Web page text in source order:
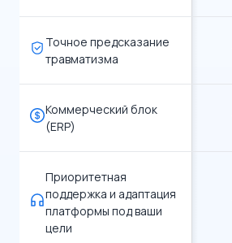
Точное предсказание
травматизма
Коммерческий блок
(ERP)
Приоритетная
поддержка и адаптация
платформы под ваши
цели